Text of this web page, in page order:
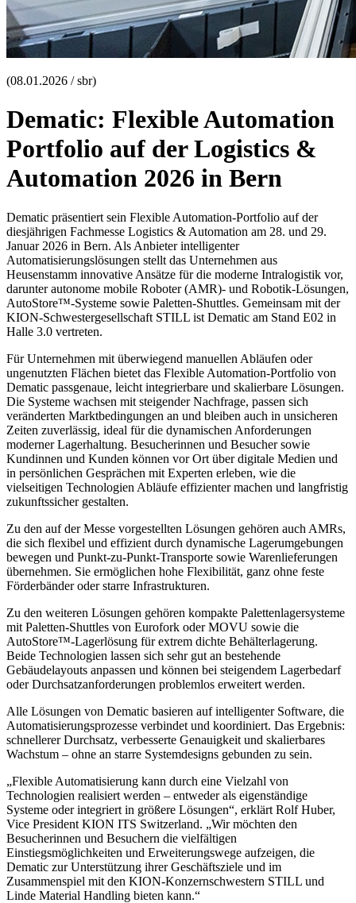
(08.01.2026 / sbr)
Dematic: Flexible Automation
Portfolio auf der Logistics &
Automation 2026 in Bern
Dematic präsentiert sein Flexible Automation-Portfolio auf der
diesjährigen Fachmesse Logistics & Automation am 28. und 29.
Januar 2026 in Bern. Als Anbieter intelligenter
Automatisierungslösungen stellt das Unternehmen aus
Heusenstamm innovative Ansätze für die moderne Intralogistik vor,
darunter autonome mobile Roboter (AMR)- und Robotik-Lösungen,
AutoStore™-Systeme sowie Paletten-Shuttles. Gemeinsam mit der
KION-Schwestergesellschaft STILL ist Dematic am Stand E02 in
Halle 3.0 vertreten.
Für Unternehmen mit überwiegend manuellen Abläufen oder
ungenutzten Flächen bietet das Flexible Automation-Portfolio von
Dematic passgenaue, leicht integrierbare und skalierbare Lösungen.
Die Systeme wachsen mit steigender Nachfrage, passen sich
veränderten Marktbedingungen an und bleiben auch in unsicheren
Zeiten zuverlässig, ideal für die dynamischen Anforderungen
moderner Lagerhaltung. Besucherinnen und Besucher sowie
Kundinnen und Kunden können vor Ort über digitale Medien und
in persönlichen Gesprächen mit Experten erleben, wie die
vielseitigen Technologien Abläufe effizienter machen und langfristig
zukunftssicher gestalten.
Zu den auf der Messe vorgestellten Lösungen gehören auch AMRs,
die sich flexibel und effizient durch dynamische Lagerumgebungen
bewegen und Punkt-zu-Punkt-Transporte sowie Warenlieferungen
übernehmen. Sie ermöglichen hohe Flexibilität, ganz ohne feste
Förderbänder oder starre Infrastrukturen.
Zu den weiteren Lösungen gehören kompakte Palettenlagersysteme
mit Paletten-Shuttles von Eurofork oder MOVU sowie die
AutoStore™-Lagerlösung für extrem dichte Behälterlagerung.
Beide Technologien lassen sich sehr gut an bestehende
Gebäudelayouts anpassen und können bei steigendem Lagerbedarf
oder Durchsatzanforderungen problemlos erweitert werden.
Alle Lösungen von Dematic basieren auf intelligenter Software, die
Automatisierungsprozesse verbindet und koordiniert. Das Ergebnis:
schnellerer Durchsatz, verbesserte Genauigkeit und skalierbares
Wachstum – ohne an starre Systemdesigns gebunden zu sein.
„Flexible Automatisierung kann durch eine Vielzahl von
Technologien realisiert werden – entweder als eigenständige
Systeme oder integriert in größere Lösungen“, erklärt Rolf Huber,
Vice President KION ITS Switzerland. „Wir möchten den
Besucherinnen und Besuchern die vielfältigen
Einstiegsmöglichkeiten und Erweiterungswege aufzeigen, die
Dematic zur Unterstützung ihrer Geschäftsziele und im
Zusammenspiel mit den KION-Konzernschwestern STILL und
Linde Material Handling bieten kann.“